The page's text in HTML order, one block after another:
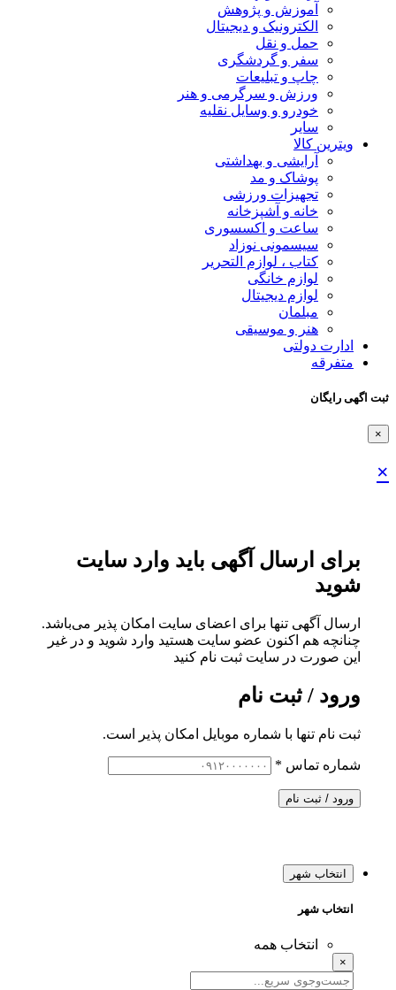
آموزش و پژوهش
الکترونیک و دیجیتال
حمل و نقل
سفر و گردشگری
چاپ و تبلیعات
ورزش و سرگرمی و هنر
خودرو و وسایل نقلیه
سایر
ویترین کالا
آرایشی و بهداشتی
پوشاک و مد
تجهیزات ورزشی
خانه و آشپزخانه
ساعت و اکسسوری
سیسمونی نوزاد
کتاب ، لوازم التحریر
لوازم خانگی
لوازم دیجیتال
مبلمان
هنر و موسیقی
ادارت دولتی
متفرقه
ثبت اگهی رایگان
×
×
برای ارسال آگهی باید وارد سایت
شوید
ارسال آگهی تنها برای اعضای سایت امکان پذیر می‌باشد.
چنانچه هم‌ اکنون عضو سایت هستید وارد شوید و در غیر
این صورت در سایت ثبت نام کنید
ورود / ثبت نام
ثبت نام تنها با شماره موبایل امکان پذیر است.
شماره تماس *
ورود / ثبت نام
انتخاب شهر
انتخاب شهر
انتخاب همه
×